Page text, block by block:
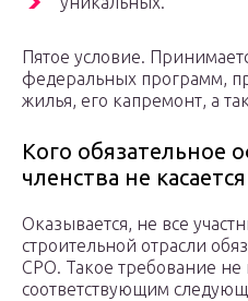
Пятое условие.
федеральных программ,
жилья, его капремонт, а
Кого обязательное
членства не касается
Оказывается, не все
строительной отрасли
СРО. Такое требование не
соответствующим